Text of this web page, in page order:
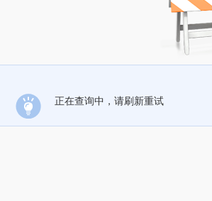
正在查询中，请刷新重试